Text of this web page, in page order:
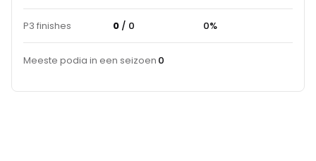
P3 finishes 0 / 0 0%
Meeste podia in een seizoen 0